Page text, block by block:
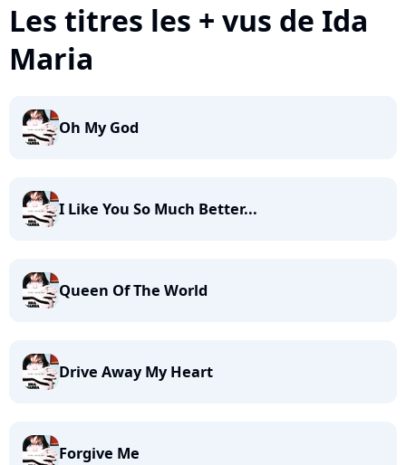
Les titres les + vus de Ida
Maria
Oh My God
I Like You So Much Better...
Queen Of The World
Drive Away My Heart
Forgive Me